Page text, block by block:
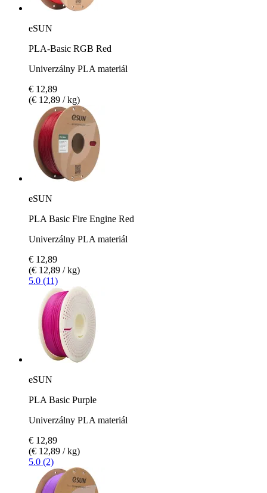
eSUN
PLA-Basic RGB Red
Univerzálny PLA materiál
€ 12,89
(€ 12,89 / kg)
eSUN
PLA Basic Fire Engine Red
Univerzálny PLA materiál
€ 12,89
(€ 12,89 / kg)
5.0 (11)
eSUN
PLA Basic Purple
Univerzálny PLA materiál
€ 12,89
(€ 12,89 / kg)
5.0 (2)